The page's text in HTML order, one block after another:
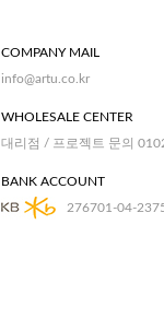
COMPANY MAIL
info@artu.co.kr
WHOLESALE CENTER
대리점 / 프로젝트 문의
BANK ACCOUNT
276701-04-